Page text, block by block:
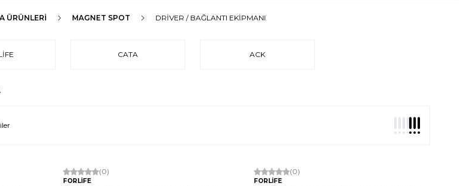
ÜRÜNLERI MAGNET SPOT DRIVER / BAĞLANTI EKIPMANI
CATA ACK
(0)
FORLİFE
(0)
FORLİFE